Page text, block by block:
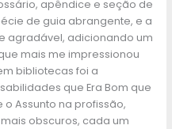
apêndice e seção de
de guia abrangente, e a
agradável, adicionando um
mais me impressionou
bibliotecas foi a
que Era Bom que
Assunto na profissão,
obscuros, cada um